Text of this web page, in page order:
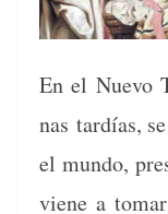
En el Nue­vo
nas tardías,
el mun­do,
viene a